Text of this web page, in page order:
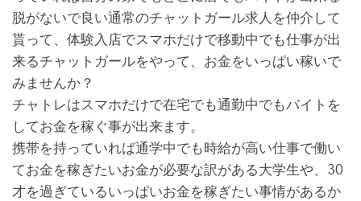
脱がないで良い通常のチャットガール求人を仲介して
貰って、体験入店でスマホだけで移動中でも仕事が出
来るチャットガールをやって、お金をいっぱい稼いで
みませんか？
チャトレはスマホだけで在宅でも通勤中でもバイトを
してお金を稼ぐ事が出来ます。
携帯を持っていれば通学中でも時給が高い仕事で働い
てお金を稼ぎたいお金が必要な訳がある大学生や、30
才を過ぎているいっぱいお金を稼ぎたい事情があるか